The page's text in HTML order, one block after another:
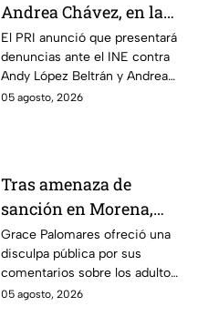
Andrea Chávez, en la
mira del PRI por
presuntos actos
anticipados de
campaña
El PRI anunció que presentará
denuncias ante el INE contra
Andy López Beltrán y Andrea
Chávez, al acusarlos de realizar
05 agosto, 2026
Tras amenaza de
sanción en Morena,
Grace Palomares pide
perdón a adultos
mayores
Grace Palomares ofreció una
disculpa pública por sus
comentarios sobre los adultos
mayores y aseguró que acatará
05 agosto, 2026